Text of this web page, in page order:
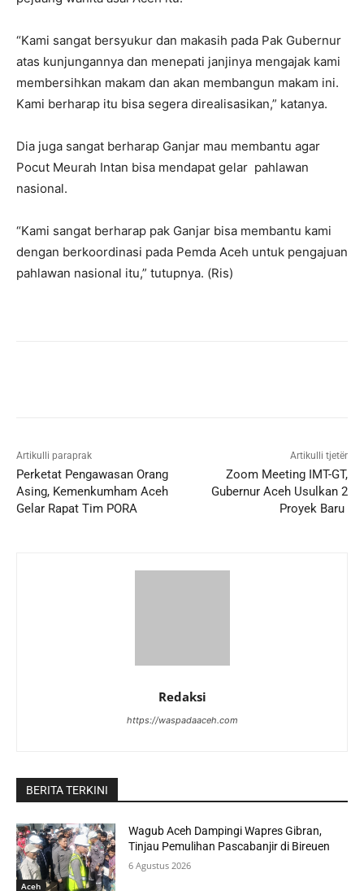
“Kami sangat bersyukur dan makasih pada Pak Gubernur
atas kunjungannya dan menepati janjinya mengajak kami
membersihkan makam dan akan membangun makam ini.
Kami berharap itu bisa segera direalisasikan,” katanya.
Dia juga sangat berharap Ganjar mau membantu agar
Pocut Meurah Intan bisa mendapat gelar pahlawan
nasional.
“Kami sangat berharap pak Ganjar bisa membantu kami
dengan berkoordinasi pada Pemda Aceh untuk pengajuan
pahlawan nasional itu,” tutupnya. (Ris)
Artikulli paraprak
Perketat Pengawasan Orang
Asing, Kemenkumham Aceh
Gelar Rapat Tim PORA
Artikulli tjetër
Zoom Meeting IMT-GT,
Gubernur Aceh Usulkan 2
Proyek Baru
Redaksi
https://waspadaaceh.com
BERITA TERKINI
Aceh
Wagub Aceh Dampingi Wapres Gibran,
Tinjau Pemulihan Pascabanjir di Bireuen
6 Agustus 2026